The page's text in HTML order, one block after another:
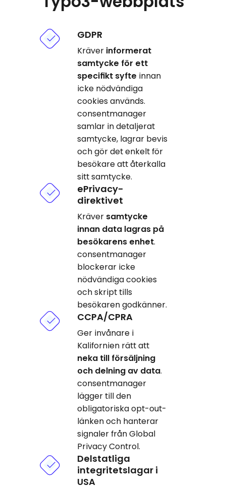
GDPR
Kräver informerat
samtycke för ett
specifikt syfte innan
icke nödvändiga
cookies används.
consentmanager
samlar in detaljerat
samtycke, lagrar bevis
och gör det enkelt för
besökare att återkalla
sitt samtycke.
ePrivacy-
direktivet
Kräver samtycke
innan data lagras på
besökarens enhet.
consentmanager
blockerar icke
nödvändiga cookies
och skript tills
besökaren godkänner.
CCPA/CPRA
Ger invånare i
Kalifornien rätt att
neka till försäljning
och delning av data.
consentmanager
lägger till den
obligatoriska opt-out-
länken och hanterar
signaler från Global
Privacy Control.
Delstatliga
integritetslagar i
USA